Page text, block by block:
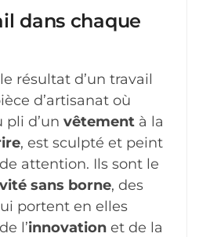
dans chaque
résultat d’un travail
d’artisanat où
d’un vêtement à la
, est sculpté et peint
attention. Ils sont le
sans borne, des
portent en elles
l’innovation et de la